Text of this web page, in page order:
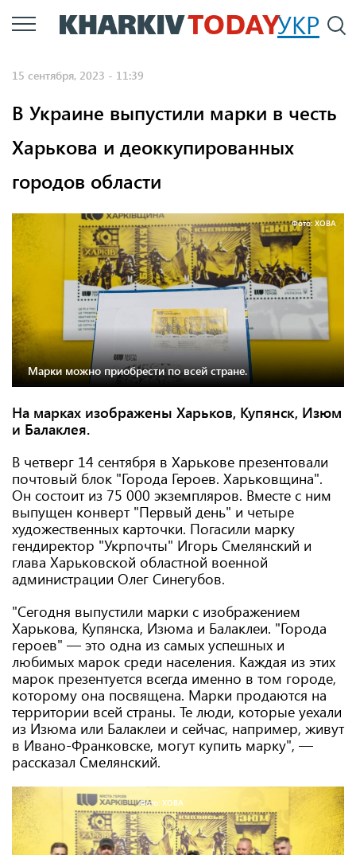
Перейти
к
УКР
15 сентября, 2023 - 11:39
В Украине выпустили марки в честь
Харькова и деоккупированных
городов области
Фото: ХОВА
Марки можно приобрести по всей стране.
На марках изображены Харьков, Купянск, Изюм
и Балаклея.
В четверг 14 сентября в Харькове презентовали
почтовый блок "Города Героев. Харьковщина".
Он состоит из 75 000 экземпляров. Вместе с ним
выпущен конверт "Первый день" и четыре
художественных карточки. Погасили марку
гендиректор "Укрпочты" Игорь Смелянский и
глава Харьковской областной военной
администрации Олег Синегубов.
"Сегодня выпустили марки с изображением
Харькова, Купянска, Изюма и Балаклеи. "Города
героев" — это одна из самых успешных и
любимых марок среди населения. Каждая из этих
марок презентуется всегда именно в том городе,
которому она посвящена. Марки продаются на
территории всей страны. Те люди, которые уехали
из Изюма или Балаклеи и сейчас, например, живут
в Ивано-Франковске, могут купить марку", —
рассказал Смелянский.
Фото: ХОВА